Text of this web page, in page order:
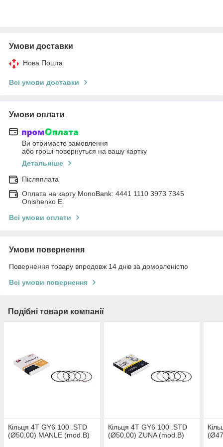
Умови доставки
Нова Пошта
Всі умови доставки
Умови оплати
Ви отримаєте замовлення
або гроші повернуться на вашу картку
Детальніше
Післяплата
Оплата на карту MonoBank: 4441 1110 3973 7345
Onishenko E.
Всі умови оплати
Умови повернення
Повернення товару впродовж 14 днів за домовленістю
Всі умови повернення
Подібні товари компанії
Кільця 4T GY6 100 .STD
(Ø50,00) MANLE (mod.B)
Кільця 4T GY6 100 .STD
(Ø50,00) ZUNA (mod.B)